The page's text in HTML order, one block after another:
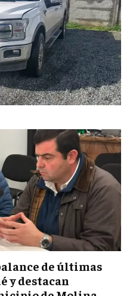
de últimas
y destacan